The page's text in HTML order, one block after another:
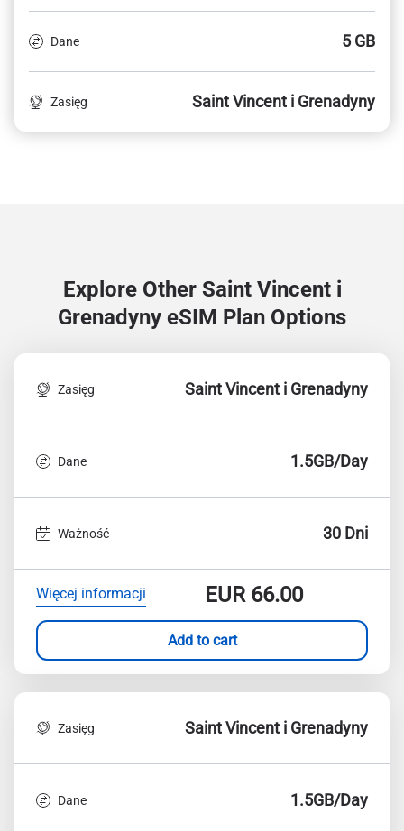
Dane 5 GB
Zasięg Saint Vincent i Grenadyny
Explore Other Saint Vincent i
Grenadyny eSIM Plan Options
Zasięg Saint Vincent i Grenadyny
Dane 1.5GB/Day
Ważność 30 Dni
Więcej informacji EUR66.00
Add to cart
Zasięg Saint Vincent i Grenadyny
Dane 1.5GB/Day